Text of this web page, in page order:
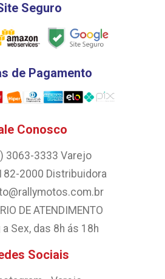
Seguro
de Pagamento
Conosco
3063-3333 Varejo
2000 Distribuidora
DE ATENDIMENTO
Sex, das 8h ás 18h
Sociais